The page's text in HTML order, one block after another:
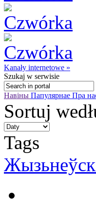
Kanały internetowe »
Szukaj w serwisie
Навіны Папулярнае Пра
Sortuj
Tags